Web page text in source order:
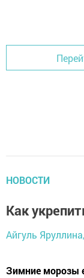
НОВОСТИ
Как
Айгуль Яруллина,
Зимние морозы